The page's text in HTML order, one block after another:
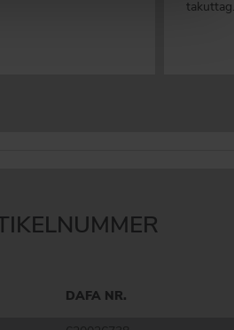
takuttag.
DAFA NR.